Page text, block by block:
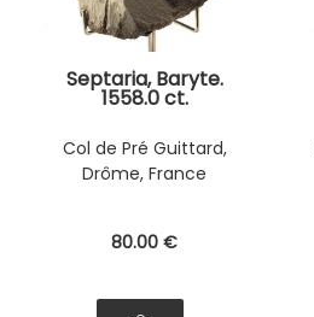
Septaria, Baryte.
1558.0 ct.
Col de Pré Guittard,
Drôme, France
80.00 €